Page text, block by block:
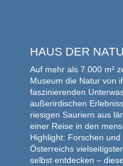
HAUS DER
Auf mehr als 7.000 m²
Museum die Natur von
faszinierenden
außerirdischen
riesigen Sauriern aus
einer Reise in den
Highlight: Forschen
Österreichs
selbst entdecken –